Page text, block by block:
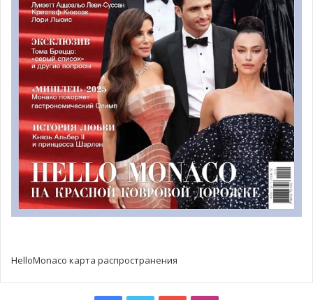
порядка двух тысяч рабочих.
Симфония строительных
кранов
Уже в самом названии Mareterra заключена главная идея
нового района — единство моря и суши. Организацию
работы различных подразделений, осваивающих новую
территорию, можно сравнить со слаженной игрой
огромного оркестра. Район начал развиваться уже в
2018 году с момента закладки плавающих бетонных
блоков, или кессонов, сначала со стороны отеля
был окончательно выложен в сентябре 2019 года с
HelloMonaco карта распространения